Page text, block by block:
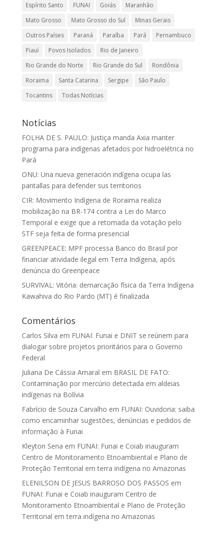
Espírito Santo
FUNAI Goiás
Maranhão
Mato Grosso
Mato Grosso do Sul
Minas Gerais
Outros Países
Paraná Paraíba Pará
Pernambuco
Piauí
Povos Isolados
Rio de Janeiro
Rio Grande do Norte
Rio Grande do Sul
Rondônia
Roraima
Santa Catarina Sergipe
São Paulo
Tocantins
Todas Notícias
Notícias
FOLHA DE S. PAULO: Justiça manda Axia manter
programa para indígenas afetados por hidroelétrica no
Pará
ONU: Una nueva generación indígena ocupa las
pantallas para defender sus territorios
CIR: Movimento Indígena de Roraima realiza
mobilização na BR-174 contra a Lei do Marco
Temporal e exige que a retomada da votação pelo
STF seja feita de forma presencial
GREENPEACE: MPF processa Banco do Brasil por
financiar atividade ilegal em Terra Indígena, após
denúncia do Greenpeace
SURVIVAL: Vitória: demarcação física da Terra Indígena
Kawahiva do Rio Pardo (MT) é finalizada
Comentários
Carlos Silva em FUNAI: Funai e DNIT se reúnem para
dialogar sobre projetos prioritários para o Governo
Federal
Juliana De Cássia Amaral em BRASIL DE FATO:
Contaminação por mercúrio detectada em aldeias
indígenas na Bolívia
Fabrício de Souza Carvalho em FUNAI: Ouvidoria: saiba
como encaminhar sugestões, denúncias e pedidos de
informação à Funai
Kleyton Sena em FUNAI: Funai e Coiab inauguram
Centro de Monitoramento Etnoambiental e Plano de
Proteção Territorial em terra indígena no Amazonas
ELENILSON DE JESUS BARROSO DOS PASSOS em
FUNAI: Funai e Coiab inauguram Centro de
Monitoramento Etnoambiental e Plano de Proteção
Territorial em terra indígena no Amazonas